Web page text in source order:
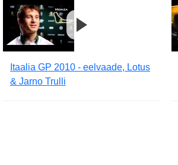
Itaalia GP 2010 - eelvaade, Lotus
& Jarno Trulli